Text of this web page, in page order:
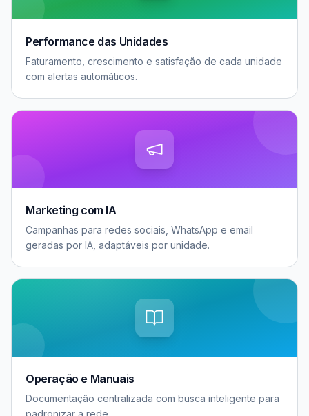
Performance das Unidades
Faturamento, crescimento e satisfação de cada unidade
com alertas automáticos.
Marketing com IA
Campanhas para redes sociais, WhatsApp e email
geradas por IA, adaptáveis por unidade.
Operação e Manuais
Documentação centralizada com busca inteligente para
padronizar a rede.